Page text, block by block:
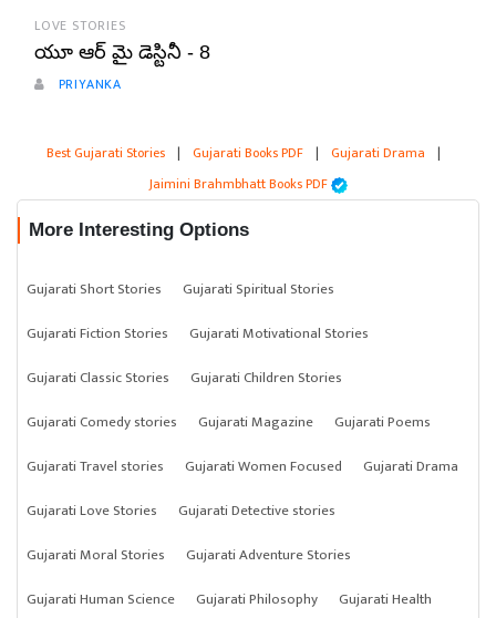
LOVE STORIES
యూ ఆర్ మై డెస్టినీ - 8
PRIYANKA
Best Gujarati Stories | Gujarati Books PDF | Gujarati Drama |
Jaimini Brahmbhatt Books PDF
More Interesting Options
Gujarati Short Stories
Gujarati Spiritual Stories
Gujarati Fiction Stories
Gujarati Motivational Stories
Gujarati Classic Stories
Gujarati Children Stories
Gujarati Comedy stories
Gujarati Magazine
Gujarati Poems
Gujarati Travel stories
Gujarati Women Focused
Gujarati Drama
Gujarati Love Stories
Gujarati Detective stories
Gujarati Moral Stories
Gujarati Adventure Stories
Gujarati Human Science
Gujarati Philosophy
Gujarati Health